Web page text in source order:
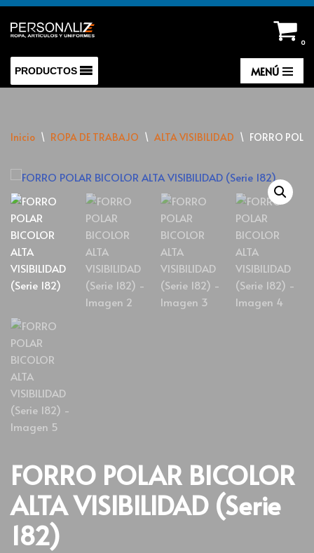
Saltar
al
contenido
0
PRODUCTOS MENÚ
Inicio \ ROPA DE TRABAJO \ ALTA VISIBILIDAD \ FORRO
FORRO POLAR BICOLOR
ALTA VISIBILIDAD (Serie
182)